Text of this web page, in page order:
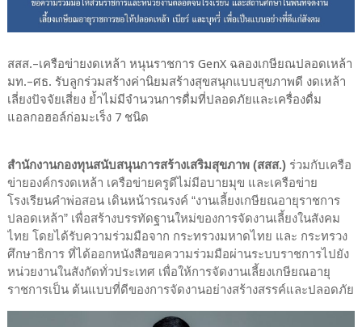
สสส.–เครือข่ายงดเหล้า หนุนราชการ GenX ฉลองเกษียณปลอดเหล้า
มท.–ศธ. รับลูกร่วมสร้างค่านิยมสร้างสุขสนุกแบบสุขภาพดี งดเหล้า
เลี่ยงปัจจัยเสี่ยง ย้ำไม่มีจำนวนการดื่มที่ปลอดภัยและเครื่องดื่ม
แอลกอฮอล์ก่อมะเร็ง 7 ชนิด
สำนักงานกองทุนสนับสนุนการสร้างเสริมสุขภาพ (สสส.) ร่วมกับเครือ
ข่ายองค์กรงดเหล้า เครือข่ายครูดีไม่มีอบายมุข และเครือข่าย
โรงเรียนคำพ่อสอน เดินหน้ารณรงค์ “งานเลี้ยงเกษียณอายุราชการ
ปลอดเหล้า” เพื่อสร้างบรรทัดฐานใหม่ของการจัดงานเลี้ยงในสังคม
ไทย โดยได้รับความร่วมมือจาก กระทรวงมหาดไทย และ กระทรวง
ศึกษาธิการ ที่ได้ออกหนังสือขอความร่วมมือผ่านระบบราชการไปยัง
หน่วยงานในสังกัดทั่วประเทศ เพื่อให้การจัดงานเลี้ยงเกษียณอายุ
ราชการเป็น ต้นแบบที่ดีของการจัดงานอย่างสร้างสรรค์และปลอดภัย